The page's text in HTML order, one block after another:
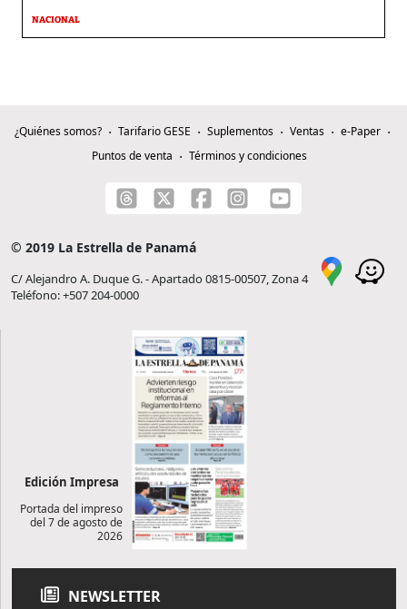
NACIONAL
¿Quiénes somos? Tarifario GESE Suplementos Ventas
e-Paper
Puntos de venta
Términos y condiciones
© 2019 La Estrella de Panamá
C/ Alejandro A. Duque G. - Apartado 0815-00507, Zona 4
Teléfono: +507 204-0000
Edición Impresa
Portada del impreso
del 7 de agosto de
2026
NEWSLETTER